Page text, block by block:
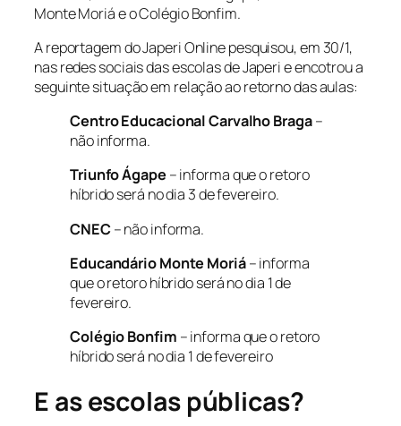
Monte Moriá e o Colégio Bonfim.
A reportagem do Japeri Online pesquisou, em 30/1,
nas redes sociais das escolas de Japeri e encotrou a
seguinte situação em relação ao retorno das aulas:
Centro Educacional Carvalho Braga–
não informa.
Triunfo Ágape – informa que o retoro
híbrido será no dia 3 de fevereiro.
CNEC– não informa.
Educandário Monte Moriá– informa
que o retoro híbrido será no dia 1 de
fevereiro.
Colégio Bonfim – informa que o retoro
híbrido será no dia 1 de fevereiro
E as escolas públicas?